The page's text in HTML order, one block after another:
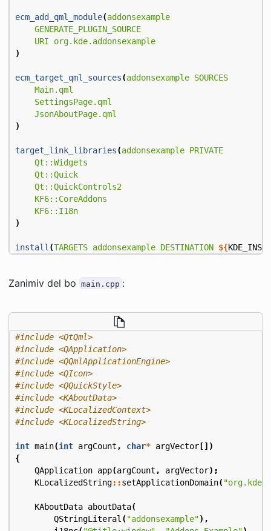
ecm_add_qml_module(addonsexample
GENERATE_PLUGIN_SOURCE
URI
org.kde.addonsexample
)
ecm_target_qml_sources(addonsexample SOURCES
Main.qml
SettingsPage.qml
JsonAboutPage.qml
)
target_link_libraries(addonsexample PRIVATE
Qt::Widgets
Qt::Quick
Qt::QuickControls2
KF6::CoreAddons
KF6::I18n
)
install (TARGETS addonsexample DESTINATION ${
Zanimiv del bo main.cpp :
#include <QtQml>
#include <QApplication>
#include <QQmlApplicationEngine>
#include <QIcon>
#include <QQuickStyle>
#include <KAboutData>
#include <KLocalizedContext>
#include <KLocalizedString>
int main(int argCount , char* argVector[])
{
QApplication app(argCount , argVector);
KLocalizedString::setApplicationDomain(
KAboutData aboutData(
QStringLiteral ("addonsexample"),